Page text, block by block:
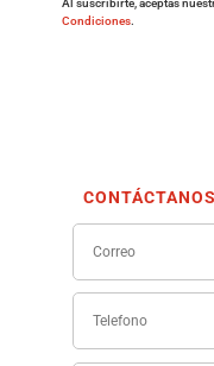
Al suscribirte, aceptas
Condiciones.
CONTÁCTANOS